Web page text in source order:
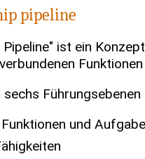
pipeline
Pipeline" ist ein
und